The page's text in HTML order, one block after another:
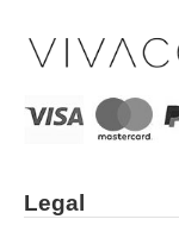
Legal